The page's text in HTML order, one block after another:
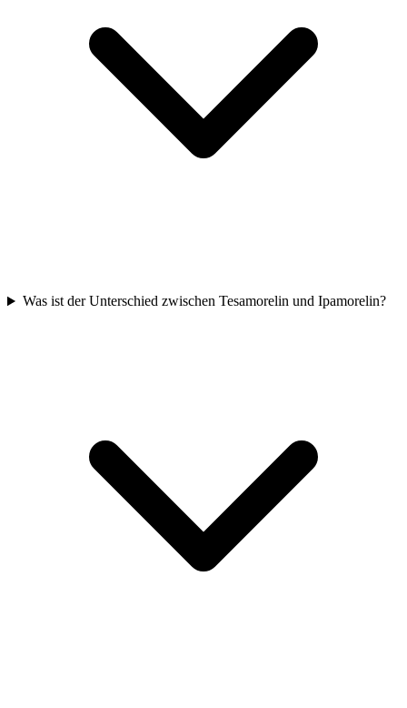
Was ist der Unterschied zwischen Tesamorelin und Ipamorelin?